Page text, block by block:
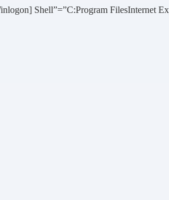
Shell”=”C:Program FilesInternet